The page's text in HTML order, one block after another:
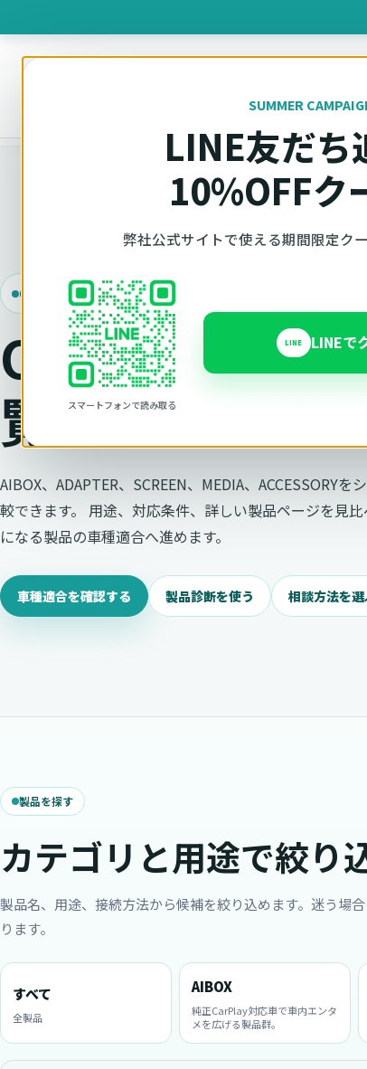
SUMMER
LINE友だち
10%OFFク
弊社公式サイトで使える期間限定ク
スマートフォンで読み取る
LINE LINEで
Ottocast正規販売代理店 Azgate株式会社
Ottocast製品
覧で比較
AIBOX、ADAPTER、SCREEN、MEDIA、ACCESSORYを
較できます。 用途、対応条件、詳しい製品ページを見
になる製品の車種適合へ進めます。
車種適合を確認する 製品診断を使う 相談方法を
製品を探す
カテゴリと用途で絞り
製品名、用途、接続方法から候補を絞り込めます。迷う場
ります。
すべて
全製品
AIBOX
純正CarPlay対応車で車内エンタ
メを広げる製品群。